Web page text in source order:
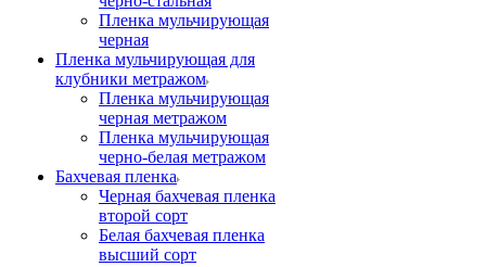
Пленка мульчирующая
черная
Пленка мульчирующая для
клубники метражом
Пленка мульчирующая
черная метражом
Пленка мульчирующая
черно-белая метражом
Бахчевая пленка
Черная бахчевая пленка
второй сорт
Белая бахчевая пленка
высший сорт